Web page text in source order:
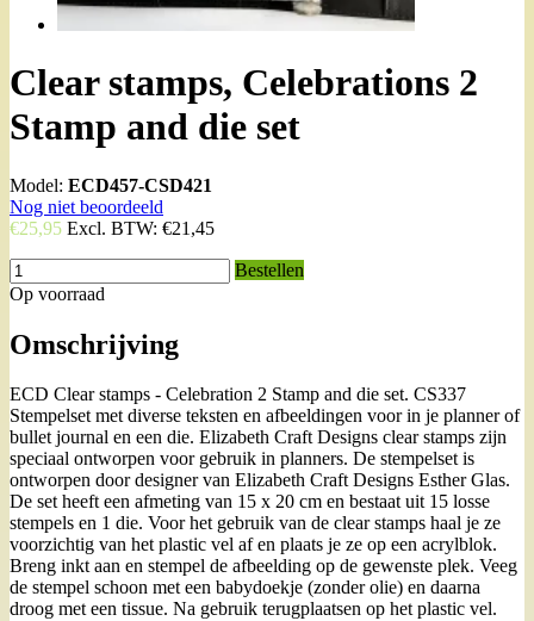
Clear stamps, Celebrations 2
Stamp and die set
Model: ECD457-CSD421
Nog niet beoordeeld
€25,95 Excl. BTW: €21,45
Bestellen
Op voorraad
Omschrijving
ECD Clear stamps - Celebration 2 Stamp and die set. CS337
Stempelset met diverse teksten en afbeeldingen voor in je planner of
bullet journal en een die. Elizabeth Craft Designs clear stamps zijn
speciaal ontworpen voor gebruik in planners. De stempelset is
ontworpen door designer van Elizabeth Craft Designs Esther Glas.
De set heeft een afmeting van 15 x 20 cm en bestaat uit 15 losse
stempels en 1 die. Voor het gebruik van de clear stamps haal je ze
voorzichtig van het plastic vel af en plaats je ze op een acrylblok.
Breng inkt aan en stempel de afbeelding op de gewenste plek. Veeg
de stempel schoon met een babydoekje (zonder olie) en daarna
droog met een tissue. Na gebruik terugplaatsen op het plastic vel.